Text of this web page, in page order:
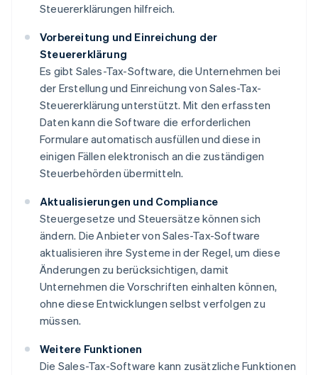
Steuererklärungen hilfreich.
Vorbereitung und Einreichung der
Steuererklärung
Es gibt Sales-Tax-Software, die Unternehmen bei
der Erstellung und Einreichung von Sales-Tax-
Steuererklärung unterstützt. Mit den erfassten
Daten kann die Software die erforderlichen
Formulare automatisch ausfüllen und diese in
einigen Fällen elektronisch an die zuständigen
Steuerbehörden übermitteln.
Aktualisierungen und Compliance
Steuergesetze und Steuersätze können sich
ändern. Die Anbieter von Sales-Tax-Software
aktualisieren ihre Systeme in der Regel, um diese
Änderungen zu berücksichtigen, damit
Unternehmen die Vorschriften einhalten können,
ohne diese Entwicklungen selbst verfolgen zu
müssen.
Weitere Funktionen
Die Sales-Tax-Software kann zusätzliche Funktionen